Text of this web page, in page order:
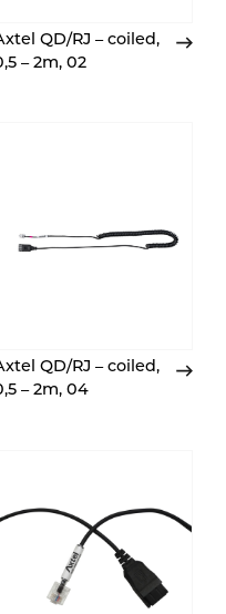
QD/RJ – coiled,
– 2m, 02
QD/RJ – coiled,
– 2m, 04